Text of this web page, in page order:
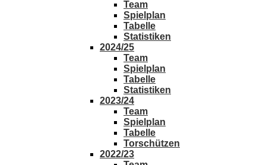
Team
Spielplan
Tabelle
Statistiken
2024/25
Team
Spielplan
Tabelle
Statistiken
2023/24
Team
Spielplan
Tabelle
Torschützen
2022/23